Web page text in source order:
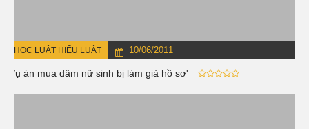
HỌC LUẬT HIỂU LUẬT 10/06/2011
'Vụ án mua dâm nữ sinh bị làm giả hồ sơ'